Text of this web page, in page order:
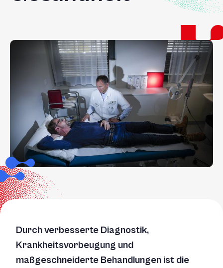
Durch verbesserte Diagnostik,
Krankheitsvorbeugung und
maßgeschneiderte Behandlungen ist die